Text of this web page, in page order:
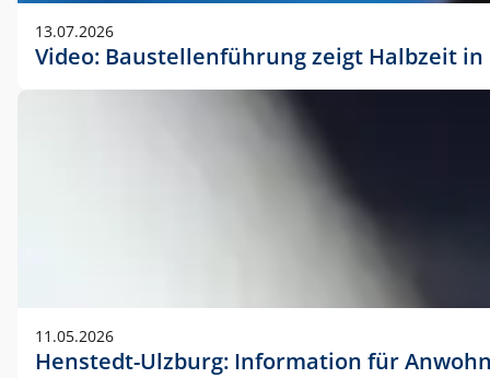
13.07.2026
Video: Baustellenführung zeigt Halbzeit
11.05.2026
Henstedt-Ulzburg: Information für